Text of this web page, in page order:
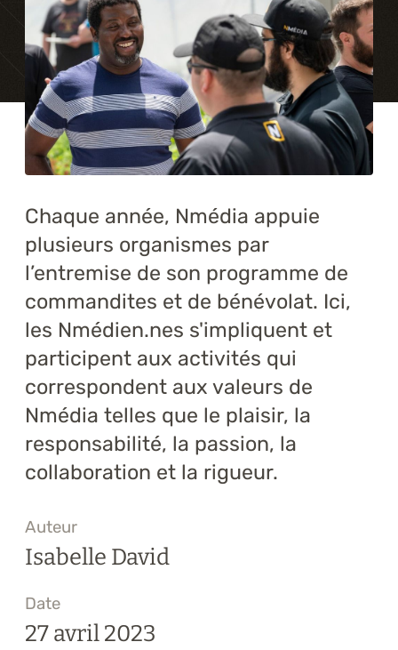
Intelligence artificielle
Services complémentaires
Formations
À propos
Blogue
Carrière
Nous joindre
Chaque année, Nmédia appuie
plusieurs organismes par
l’entremise de son programme de
commandites et de bénévolat. Ici,
les Nmédien.nes s'impliquent et
participent aux activités qui
correspondent aux valeurs de
Nmédia telles que le plaisir, la
responsabilité, la passion, la
collaboration et la rigueur.
Auteur
Isabelle David
Date
27 avril 2023